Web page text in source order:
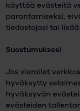
käyttää evästeitä
parantamiseksi,
tiedostojasi tai
Suostumuksesi
Jos vierailet
hyväksytty
hyväksyvän
evästeiden